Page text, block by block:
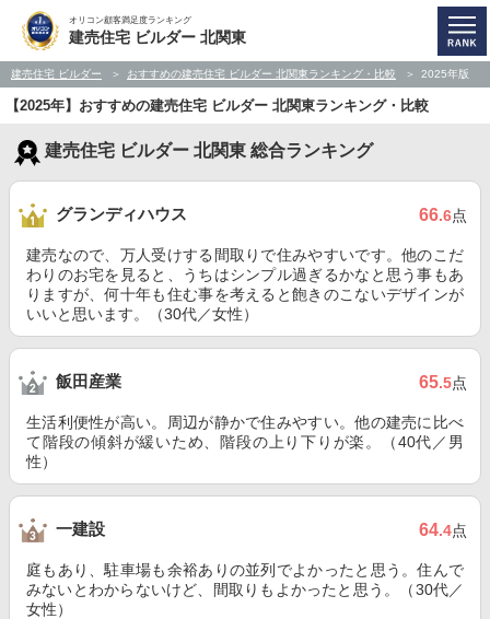
オリコン顧客満足度ランキング
建売住宅 ビルダー 北関東
建売住宅 ビルダー おすすめの建売住宅 ビルダー 北関東ランキング・比較 2025年版
【2025年】おすすめの建売住宅 ビルダー 北関東ランキング・比較
建売住宅 ビルダー 北関東 総合ランキング
グランディハウス 66.6点
建売なので、万人受けする間取りで住みやすいです。他のこだ
わりのお宅を見ると、うちはシンプル過ぎるかなと思う事もあ
りますが、何十年も住む事を考えると飽きのこないデザインが
いいと思います。（30代／女性）
飯田産業 65.5点
生活利便性が高い。周辺が静かで住みやすい。他の建売に比べ
て階段の傾斜が緩いため、階段の上り下りが楽。（40代／男
性）
一建設 64.4点
庭もあり、駐車場も余裕ありの並列でよかったと思う。住んで
みないとわからないけど、間取りもよかったと思う。（30代／
女性）